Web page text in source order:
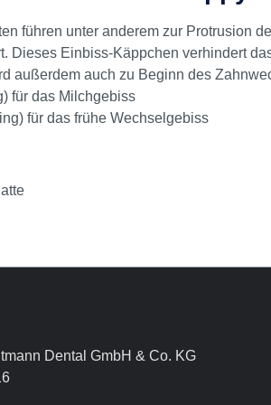
führen unter anderem zur Protrusion
Dieses Einbiss-Käppchen verhindert
außerdem auch zu Beginn des
für das Milchgebiss
für das frühe Wechselgebiss
Dental GmbH & Co. KG